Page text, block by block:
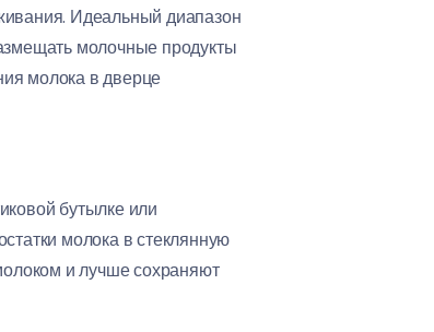
Идеальный диапазон
молочные продукты
молока в дверце
бутылке или
молока в стеклянную
и лучше сохраняют